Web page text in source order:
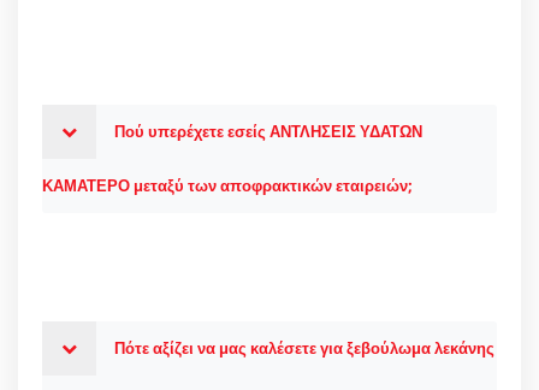
Πού υπερέχετε εσείς ΑΝΤΛΗΣΕΙΣ ΥΔΑΤΩΝ
ΚΑΜΑΤΕΡΟ μεταξύ των αποφρακτικών εταιρειών;
Πότε αξίζει να μας καλέσετε για ξεβούλωμα λεκάνης